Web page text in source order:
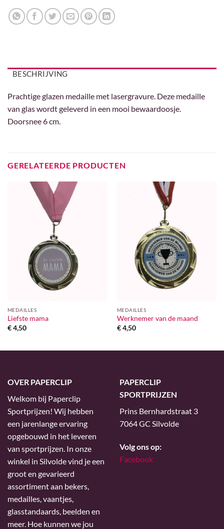
BESCHRIJVING
Prachtige glazen medaille met lasergravure. Deze medaille
van glas wordt geleverd in een mooi bewaardoosje.
Doorsnee 6 cm.
GERELATEERDE PRODUCTEN
MEDAILLES
Liefste mama
€4,50
MEDAILLES
Werknemer van de maand
€4,50
OVER PAPERCLIP
Welkom bij Paperclip
Sportprijzen! Wij hebben
een jarenlange ervaring
opgebouwd in het leveren
van sportprijzen. In onze
winkel in Silvolde vind je een
groot en gevarieerd
assortiment aan bekers,
medailles, vaantjes,
glasstandaards, beelden en
meer. Hoe kunnen we jou
PAPERCLIP
SPORTPRIJZEN
Prins Bernhardstraat 3
7064 GC Silvolde
Volg ons op:
Facebook